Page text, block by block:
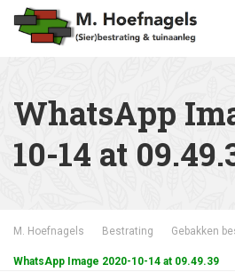
WhatsApp
10-14 at
M. Hoefnagels Bestrating Gebakken
WhatsApp Image 2020-10-14 at 09.49.39